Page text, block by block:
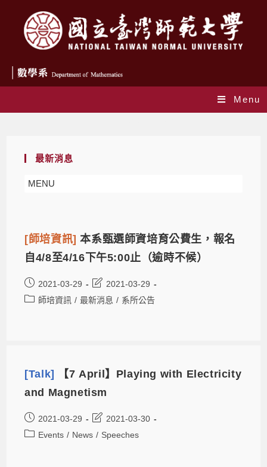
Menu
最新消息
MENU
[師培資訊]本系甄選師資培育公費生，報名
自4/8至4/16下午5:00止（逾時不候）
2021-03-29
2021-03-29
師培資訊 / 最新消息 / 系所公告
[Talk]
【7 April】Playing with Electricity
and Magnetism
2021-03-29
2021-03-30
Events / News / Speeches